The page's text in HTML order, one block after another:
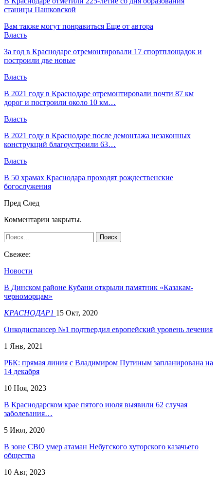
станицы Пашковской
Вам также могут понравиться Еще от автора
Власть
За год в Краснодаре отремонтировали 17 спортплощадок и
построили две новые
Власть
В 2021 году в Краснодаре отремонтировали почти 87 км
дорог и построили около 10 км…
Власть
В 2021 году в Краснодаре после демонтажа незаконных
конструкций благоустроили 63…
Власть
В 50 храмах Краснодара проходят рождественские
богослужения
Пред След
Комментарии закрыты.
Свежее:
Новости
В Динском районе Кубани открыли памятник «Казакам-
черноморцам»
КРАСНОДАР1 15 Окт, 2020
Онкодиспансер №1 подтвердил европейский уровень лечения
1 Янв, 2021
РБК: прямая линия с Владимиром Путиным запланирована на
14 декабря
10 Ноя, 2023
В Краснодарском крае пятого июля выявили 62 случая
заболевания…
5 Июл, 2020
​В зоне СВО умер атаман Небугского хуторского казачьего
общества
10 Авг, 2023